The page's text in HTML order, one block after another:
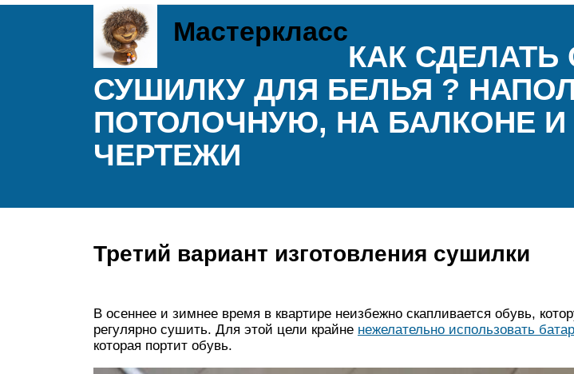
Мастеркласс
КАК
СУШИЛКУ ДЛЯ БЕЛЬЯ ?
ПОТОЛОЧНУЮ, НА БАЛКОНЕ
ЧЕРТЕЖИ
Третий вариант изготовления сушилки
В осеннее и зимнее время в квартире неизбежно скапливается обувь,
регулярно сушить. Для этой цели крайне нежелательно использовать
которая портит обувь.